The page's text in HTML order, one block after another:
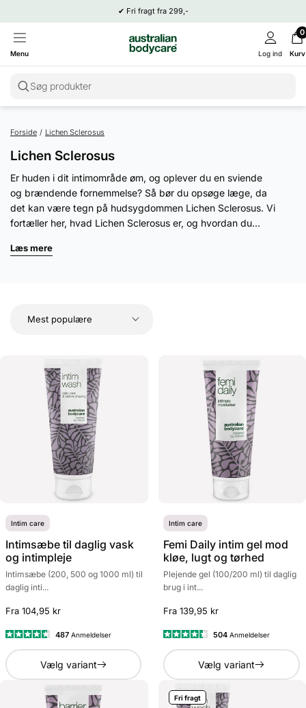
✔ Fri fragt fra 299,-
Menu Log ind
0
Kurv
Søg produkter
Forside / Lichen Sclerosus
Lichen Sclerosus
Er huden i dit intimområde øm, og oplever du en sviende
og brændende fornemmelse? Så bør du opsøge læge, da
det kan være tegn på hudsygdommen Lichen Sclerosus. Vi
fortæller her, hvad Lichen Sclerosus er, og hvordan du...
Læs mere
Intim care
Intimsæbe til daglig vask
og intimpleje
Intimsæbe (200, 500 og 1000 ml) til
daglig inti...
Fra 104,95 kr
4.7
ud
af
487Anmeldelser
Vælg variant
Intim care
Femi Daily intim gel mod
kløe, lugt og tørhed
Plejende gel (100/200 ml) til daglig
brug i int...
Fra 139,95 kr
4.4
ud
af
stjerner
504 Anmeldelser
Vælg variant
Fri fragt